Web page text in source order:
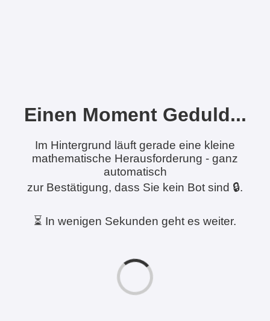
Einen Moment Geduld...
Im Hintergrund läuft gerade eine kleine
mathematische Herausforderung - ganz
automatisch
zur Bestätigung, dass Sie kein Bot sind 🔒.
⏳ In wenigen Sekunden geht es weiter.